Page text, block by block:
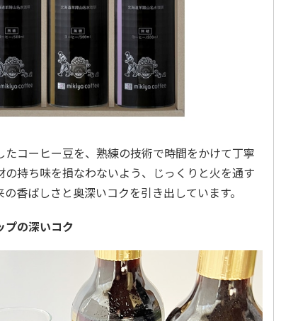
(送料・税込)
『With Flowers』
黄…
2,350円
(送料・税込)
リガミドリップコー
ヒーギフトＡ【弔事
用】
4.0（1）
1,580円
(送料・税込)
たコーヒー豆を、熟練の技術で時間をかけて丁寧
の持ち味を損なわないよう、じっくりと火を通す
香ばしさと奥深いコクを引き出しています。
プの深いコク